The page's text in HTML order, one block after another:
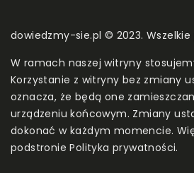
dowiedzmy-sie.pl © 2023.
W ramach naszej witryny
Korzystanie z witryny bez zmiany
oznacza, że będą one
urządzeniu końcowym. Zmiany
dokonać w każdym momencie.
podstroniePolityka prywatności.